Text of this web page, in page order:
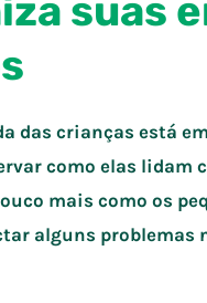
suas
das crianças está
como elas lidam
mais como os
alguns problemas